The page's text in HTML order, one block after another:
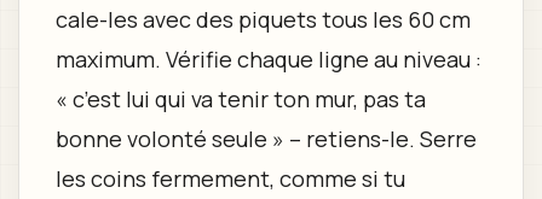
cale-les avec des piquets tous les 60 cm
maximum. Vérifie chaque ligne au niveau :
« c’est lui qui va tenir ton mur, pas ta
bonne volonté seule » – retiens-le. Serre
les coins fermement, comme si tu